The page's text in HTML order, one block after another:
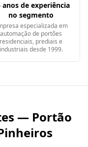
anos de experiência
no segmento
especializada em
automação de portões
residenciais, prediais e
industriais desde 1999.
— Portão